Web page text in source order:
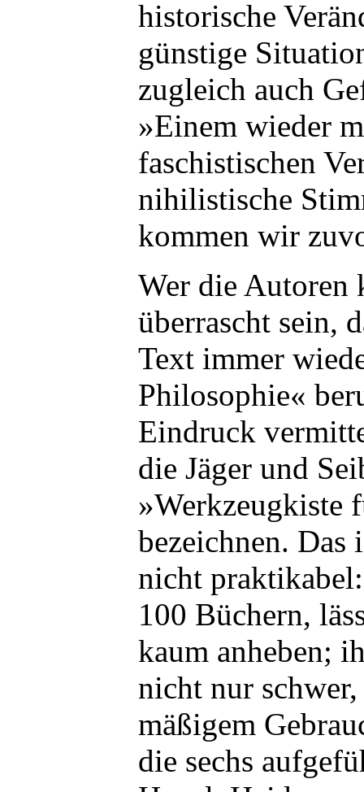
historische
günstige
zugleich auch
»Einem wieder
faschistischen
nihilistische
kommen wir
Wer die
überrascht sein,
Text immer
Philosophie«
Eindruck
die Jäger und
»Werkzeugkiste
bezeichnen.
nicht
100 Büchern,
kaum anheben;
nicht nur
mäßigem
die sechs